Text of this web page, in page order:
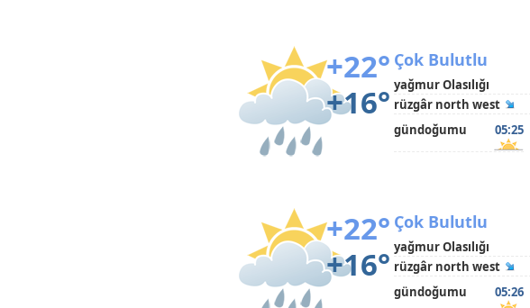
+22°
+16°
Çok Bulutlu
yağmur Olasılığı
rüzgâr north west
gündoğumu
05:25
+22°
+16°
Çok Bulutlu
yağmur Olasılığı
rüzgâr north west
gündoğumu
05:26